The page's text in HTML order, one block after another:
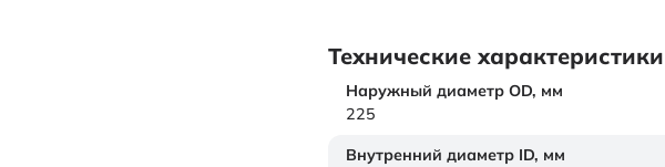
Технические характеристики
Наружный диаметр OD, мм
225
Внутренний диаметр ID, мм